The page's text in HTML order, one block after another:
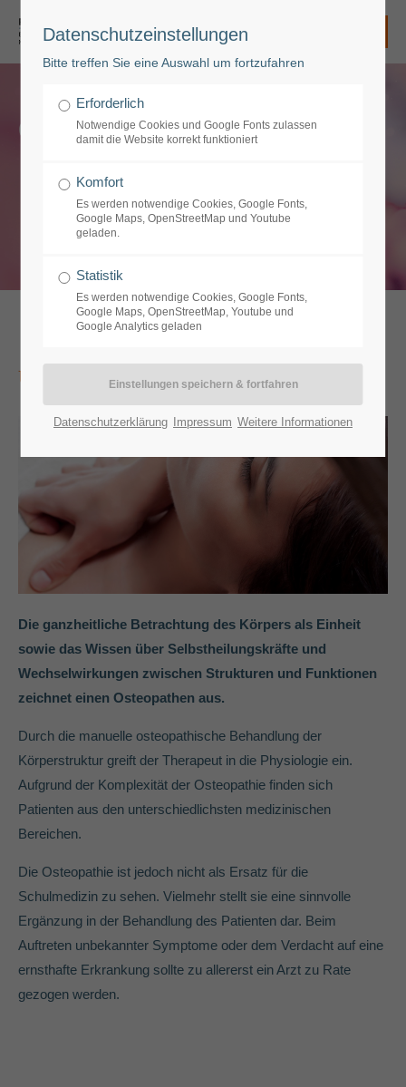
Anmelden
|Lost your password?
Lorem ipsum dolor sit amet:
24h
We offer support for our customers
Mon - Fri 8:00am - 5:00pm
Get in touch
Cybersteel Inc.
376-293 City Road, Suite 600
San Francisco, CA 94102
Have any questions?
+44 1234 567 890
About us
Lorem ipsum dolor sit amet, consectetuer adipiscing elit.
Aenean commodo ligula eget dolor. Aenean massa. Cum sociis
ridiculus mus. Donec quam felis, ultricies nec.
Osteopathie
Unser Angebot
Die ganzheitliche Betrachtung des Körpers als Einheit
sowie das Wissen über Selbstheilungskräfte und
Wechselwirkungen zwischen Strukturen und Funktionen
zeichnet einen Osteopathen aus.
Durch die manuelle osteopathische Behandlung der
Körperstruktur greift der Therapeut in die Physiologie ein.
Aufgrund der Komplexität der Osteopathie finden sich
Patienten aus den unterschiedlichsten medizinischen
Bereichen.
Die Osteopathie ist jedoch nicht als Ersatz für die
Schulmedizin zu sehen. Vielmehr stellt sie eine sinnvolle
Ergänzung in der Behandlung des Patienten dar. Beim
Auftreten unbekannter Symptome oder dem Verdacht auf eine
ernsthafte Erkrankung sollte zu allererst ein Arzt zu Rate
gezogen werden.
Datenschutzeinstellungen
Bitte treffen Sie eine Auswahl um fortzufahren
Erforderlich
Notwendige Cookies und Google Fonts zulassen
damit die Website korrekt funktioniert
Komfort
Es werden notwendige Cookies, Google Fonts,
Google Maps, OpenStreetMap und Youtube
geladen.
Statistik
Es werden notwendige Cookies, Google Fonts,
Google Maps, OpenStreetMap, Youtube und
Google Analytics geladen
Datenschutzerklärung Impressum Weitere Informationen